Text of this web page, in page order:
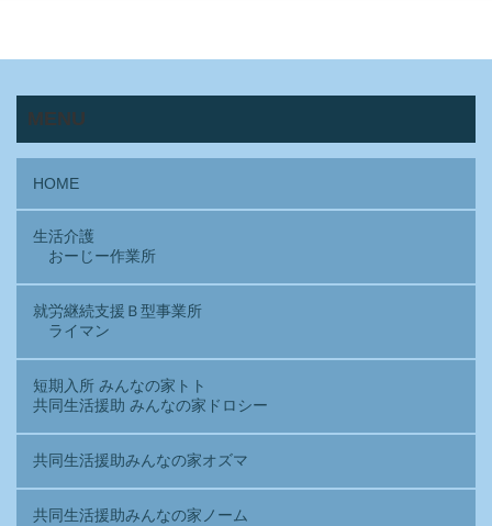
MENU
HOME
生活介護
おーじー作業所
就労継続支援Ｂ型事業所
ライマン
短期入所 みんなの家トト
共同生活援助 みんなの家ドロシー
共同生活援助みんなの家オズマ
共同生活援助みんなの家ノーム